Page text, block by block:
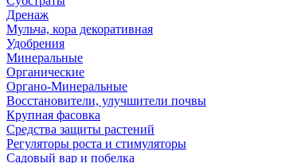
Дренаж
Мульча, кора декоративная
Удобрения
Минеральные
Органические
Органо-Минеральные
Восстановители, улучшители почвы
Крупная фасовка
Средства защиты растений
Регуляторы роста и стимуляторы
Садовый вар и побелка